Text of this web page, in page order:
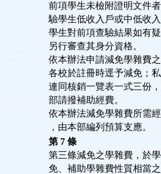
前項學生未檢附證明文件
驗學生低收入戶或中低收入
學生對前項查驗結果如有
另行審查其身分資格。
依本辦法申請減免學雜費
各校於註冊時逕予減免；
連同核銷一覽表一式三份
部請撥補助經費。
依本辦法減免學雜費所需
，由本部編列預算支應。
第 7 條
第三條減免之學雜費，於
免、補助學雜費性質相當